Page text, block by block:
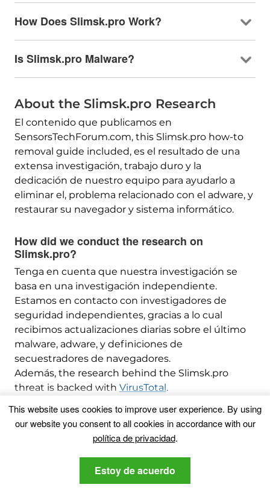
How Does Slimsk.pro Work?
Is Slimsk.pro Malware?
About the Slimsk.pro Research
El contenido que publicamos en
SensorsTechForum.com, this Slimsk.pro how-to
removal guide included, es el resultado de una
extensa investigación, trabajo duro y la
dedicación de nuestro equipo para ayudarlo a
eliminar el, problema relacionado con el adware, y
restaurar su navegador y sistema informático.
How did we conduct the research on
Slimsk.pro?
Tenga en cuenta que nuestra investigación se
basa en una investigación independiente.
Estamos en contacto con investigadores de
seguridad independientes, gracias a lo cual
recibimos actualizaciones diarias sobre el último
malware, adware, y definiciones de
secuestradores de navegadores.
Además, the research behind the Slimsk.pro
threat is backed with VirusTotal.
Consulte los siguientes artículos que
proporcionan detalles informados..
Tsetso Mihailov
Tsetso Mihailov es una
This website uses cookies to improve user experience. By using
our website you consent to all cookies in accordance with our
política de privacidad.
Estoy de acuerdo